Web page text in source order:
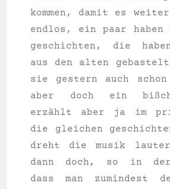
kom­men, damit es
end­los, ein paar haben
geschich­ten, die
aus den alten
sie ges­tern auch
aber doch ein
erzählt aber ja im
die glei­chen
dreht die musik
dann doch, so in
dass man zumin­dest